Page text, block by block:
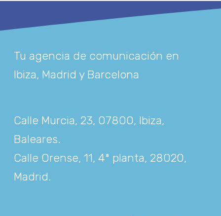
Tu agencia de comunicación en
Ibiza, Madrid y Barcelona
Calle Murcia, 23, 07800, Ibiza,
Baleares.
Calle Orense, 11, 4ª planta, 28020,
Madrid.